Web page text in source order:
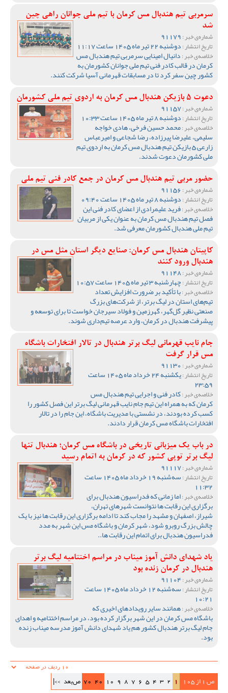
سرمربی تیم هندبال مس کرمان با تیم ملی جوانان راهی چین
شد
شماره‌ی خبر :
تاریخ انتشار :دوشنبه 22 تیر ماه 1405 ساعت 11:17
خلاصه‌ی خبر :دانیال امینایی سرمربی تیم هندبال مس
کرمان در قالب کادر فنی تیم ملی جوانان کشورمان به
کشور چین سفر کرد تا در مسابقات قهرمانی آسیا شرکت کنند.
دعوت 5 بازیکن هندبال مس کرمان به اردوی تیم ملی کشورمان
شماره‌ی خبر :
تاریخ انتشار :دوشنبه 8 تیر ماه 1405 ساعت 10:33
خلاصه‌ی خبر :محمد حسین فرخی، هادی خواجه
سلیمی، علیرضا پیرزاده، رضا شجاعی و امیرعباس
زارعی 5 بازیکن تیم هندبال مس کرمان به اردوی تیم
ملی کشورمان دعوت شدند.
حضور مربی تیم هندبال مس کرمان در جمع کادر فنی تیم ملی
شماره‌ی خبر :
تاریخ انتشار :دوشنبه 8 تیر ماه 1405 ساعت 09:40
خلاصه‌ی خبر :فرید علیمرادی از اعضای کادر فنی این
فصل تیم هندبال مس کرمان به عنوان یکی از مربیان
تیم ملی هندبال کشورمان معرفی شد.
کاپیتان هندبال مس کرمان: صنایع دیگر استان مثل مس در
هندبال ورود کنند
شماره‌ی خبر :
تاریخ انتشار :چهارشنبه 3 تیر ماه 1405 ساعت 10:57
خلاصه‌ی خبر :با تأکید بر ضرورت افزایش تعداد
تیم‌های استان در لیگ برتر، از شرکت‌های بزرگ
صنعتی نظیر گل‌گهر، گهرزمین و فولاد سیرجان خواست تا برای توسعه و
پیشرفت هندبال در کرمان، وارد عرصه تیم‌داری شوند.
جام نایب قهرمانی لیگ برتر هندبال در تالار افتخارات باشگاه
مس قرار گرفت
شماره‌ی خبر :
تاریخ انتشار : یکشنبه 24 خرداد ماه 1405 ساعت
23:59
خلاصه‌ی خبر :کادر فنی و اجرایی تیم هندبال مس
کرمان که به همراه این تیم جام نایب قهرمانی لیگ برتر این فصل کشور را
کسب کرده بودند، در نشستی با مدیریت باشگاه، این جام را در تالار
افتخارات باشگاه مس کرمان قرار دادند.
در باب یک میزبانی تاریخی در باشگاه مس کرمان؛ هندبال تنها
لیگ برتر توپی کشور که در کرمان به اتمام رسید
شماره‌ی خبر :
تاریخ انتشار : سه‌شنبه 19 خرداد ماه 1405 ساعت
11:32
خلاصه‌ی خبر :اما زمانی که فدراسیون هندبال برای
برگزاری این رقابت ها نتوانست شهرهای تهران،
شیراز، اصفهان و مشهد را مجاب کند تا ادامه برگزاری این رقابت ها نیز با یک
چالش بزرگ روبرو شود، شهر کرمان و باشگاه مس این شهر به مدد
فدراسیون هندبال برای اتمام این رقابت ها..
یاد شهدای دانش آموز میناب در مراسم اختتامیه لیگ برتر
هندبال در کرمان زنده بود
شماره‌ی خبر :
تاریخ انتشار : سه‌شنبه 12 خرداد ماه 1405 ساعت
10:21
خلاصه‌ی خبر :همانند سایر رویدادهای اخیری که
باشگاه مس کرمان در این شهر برگزار کرده بود، در مراسم اختتامیه و اهدای
جام لیگ برتر هندبال کشور هم یاد شهدای دانش آموز مدرسه میناب زنده
بود.
ص 1 از 105 1
2
3
4
5
6
7
8
9
10
40
70 ص‌بعد >>|